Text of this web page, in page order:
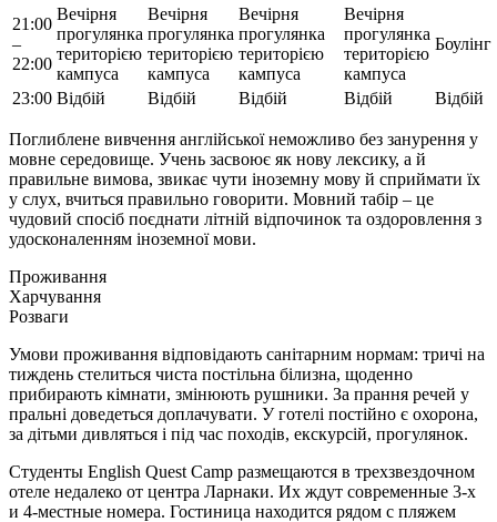
21:00
–
22:00
Вечірня
прогулянка
територією
кампуса
Вечірня
прогулянка
територією
кампуса
Вечірня
прогулянка
територією
кампуса
Вечірня
прогулянка
територією
кампуса
Боулінг
23:00 Відбій Відбій Відбій Відбій Відбій
Поглиблене вивчення англійської неможливо без занурення у
мовне середовище. Учень засвоює як нову лексику, а й
правильне вимова, звикає чути іноземну мову й сприймати їх
у слух, вчиться правильно говорити. Мовний табір – це
чудовий спосіб поєднати літній відпочинок та оздоровлення з
удосконаленням іноземної мови.
Проживання
Харчування
Розваги
Умови проживання відповідають санітарним нормам: тричі на
тиждень стелиться чиста постільна білизна, щоденно
прибирають кімнати, змінюють рушники. За прання речей у
пральні доведеться доплачувати. У готелі постійно є охорона,
за дітьми дивляться і під час походів, екскурсій, прогулянок.
Студенты English Quest Camp размещаются в трехзвездочном
отеле недалеко от центра Ларнаки. Их ждут современные 3-х
и 4-местные номера. Гостиница находится рядом с пляжем